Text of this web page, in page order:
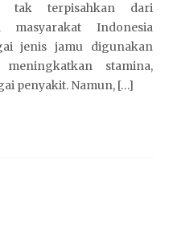
tak terpisahkan dari
masyarakat Indonesia
jenis jamu digunakan
stamina,
penyakit. Namun, […]